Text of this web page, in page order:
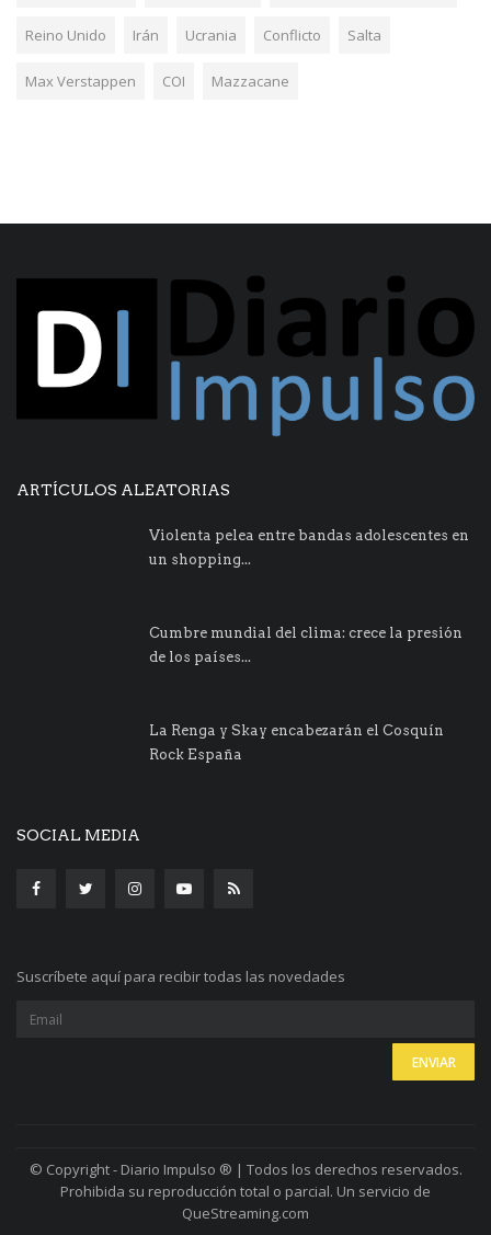
Reino Unido Irán Ucrania Conflicto Salta
Max Verstappen COI Mazzacane
ARTÍCULOS ALEATORIAS
Violenta pelea entre bandas adolescentes en
un shopping...
Cumbre mundial del clima: crece la presión
de los países...
La Renga y Skay encabezarán el Cosquín
Rock España
SOCIAL MEDIA
Suscríbete aquí para recibir todas las novedades
© Copyright - Diario Impulso ® | Todos los derechos reservados.
Prohibida su reproducción total o parcial. Un servicio de
QueStreaming.com